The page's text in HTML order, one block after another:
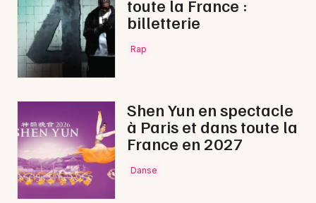
toute la France :
billetterie
Rap
Shen Yun en spectacle
à Paris et dans toute la
France en 2027
Danse